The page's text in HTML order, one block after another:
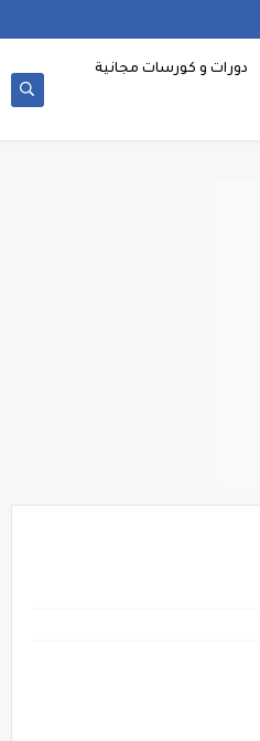
دورات و كورسات مجانية